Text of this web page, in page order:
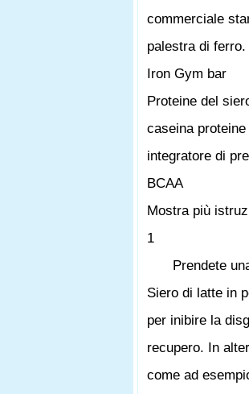
commerciale
palestra di
Iron Gym bar
Proteine ​​del
caseina proteine ​​
integratore di
BCAA
Mostra più
1
Prendete
Siero di latte in
per inibire la
recupero. In
come ad